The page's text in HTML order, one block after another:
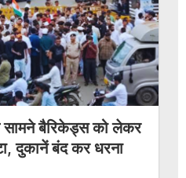
सामने बैरिकेड्स को लेकर
दुकानें बंद कर धरना